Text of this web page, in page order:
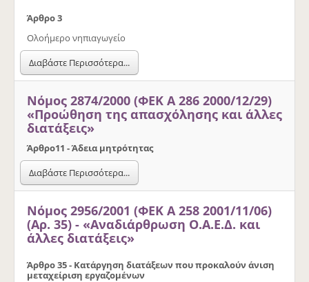
Άρθρο 3
Ολοήμερο νηπιαγωγείο
Διαβάστε Περισσότερα...
Νόμος 2874/2000 (ΦΕΚ Α 286 2000/12/29)
«Προώθηση της απασχόλησης και άλλες
διατάξεις»
Άρθρο11 - Άδεια μητρότητας
Διαβάστε Περισσότερα...
Νόμος 2956/2001 (ΦΕΚ Α 258 2001/11/06)
(Αρ. 35) - «Αναδιάρθρωση Ο.Α.Ε.Δ. και
άλλες διατάξεις»
Άρθρο 35 - Κατάργηση διατάξεων που προκαλούν άνιση
μεταχείριση εργαζομένων